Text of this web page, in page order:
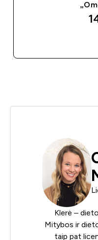
Klerė –
Mitybos ir
taip pat